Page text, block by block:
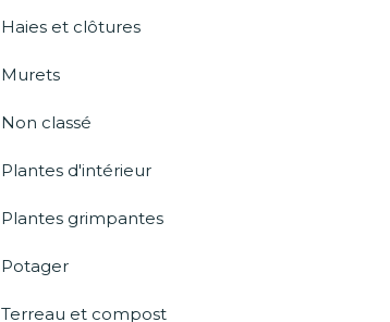
Haies et clôtures
Murets
Non classé
Plantes d'intérieur
Plantes grimpantes
Potager
Terreau et compost